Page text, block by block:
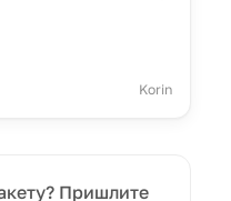
Korin
Пришлите